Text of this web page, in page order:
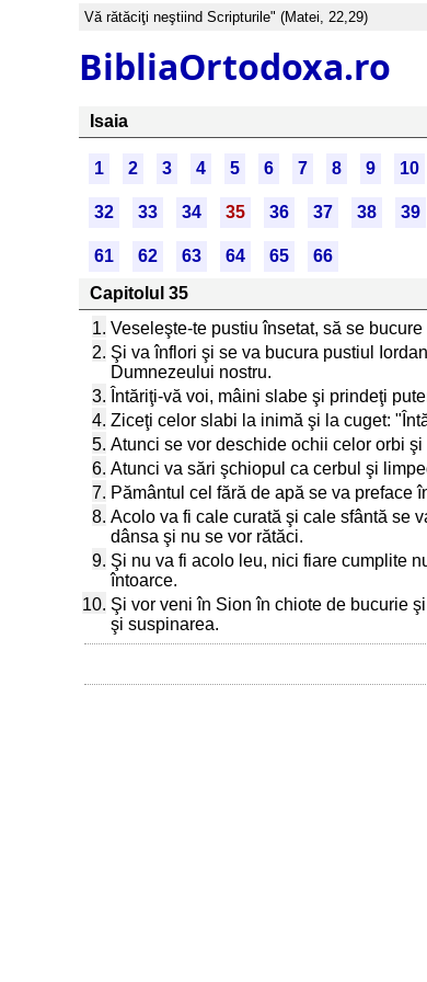
Vă rătăciţi neştiind Scripturile" (Matei, 22,29)
BibliaOrtodoxa.ro
Isaia
1 2 3 4 5 6 7 8 9 10
32 33 34 35 36 37 38 39
61 62 63 64 65
66
Capitolul 35
1. Veseleşte-te pustiu însetat, să se
2. Şi va înflori şi se va bucura pustiul
Dumnezeului nostru.
3. Întăriţi-vă voi, mâini slabe şi prindeţi
4. Ziceţi celor slabi la inimă şi la cuget:
5. Atunci se vor deschide ochii celor orbi
6. Atunci va sări şchiopul ca cerbul şi
7. Pământul cel fără de apă se va preface
8. Acolo va fi cale curată şi cale sfântă se
dânsa şi nu se vor rătăci.
9. Şi nu va fi acolo leu, nici fiare cumplite
întoarce.
10. Şi vor veni în Sion în chiote de bucurie
şi suspinarea.